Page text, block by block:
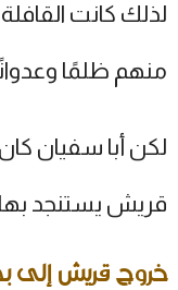
لذلك كانت
منهم ظلمًا
لكن أبا سفيان
قريش يستنجد بها
خروج قريش إلى